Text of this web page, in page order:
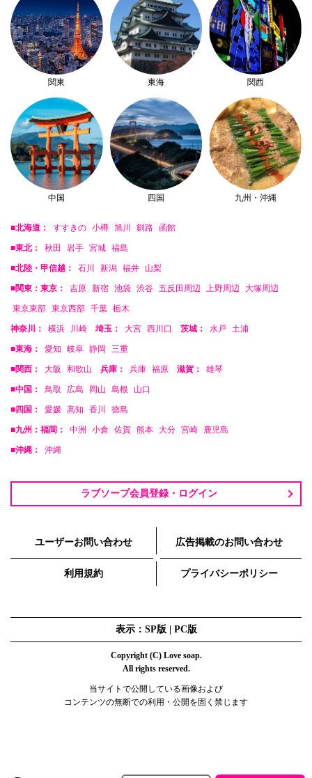
関東 東海 関西
中国 四国 九州・沖縄
■北海道： すすきの 小樽 旭川 釧路 函館
■東北： 秋田 岩手 宮城 福島
■北陸・甲信越： 石川 新潟 福井 山梨
■関東：東京： 吉原 新宿 池袋 渋谷 五反田周辺 上野周辺 大塚周辺
東京東部 東京西部 千葉 栃木
神奈川： 横浜 川崎 埼玉： 大宮 西川口 茨城： 水戸 土浦
■東海： 愛知 岐阜 静岡 三重
■関西： 大阪 和歌山 兵庫： 兵庫 福原 滋賀： 雄琴
■中国： 鳥取 広島 岡山 島根 山口
■四国： 愛媛 高知 香川 徳島
■九州：福岡： 中洲 小倉 佐賀 熊本 大分 宮崎 鹿児島
■沖縄： 沖縄
ラブソープ会員登録・ログイン
ユーザーお問い合わせ 広告掲載のお問い合わせ
利用規約 プライバシーポリシー
表示：SP版 | PC版
Copyright (C) Love soap.
All rights reserved.
当サイトで公開している画像および
コンテンツの無断での利用・公開を固く禁じます